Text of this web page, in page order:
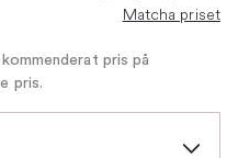
Matcha priset
pris på
pris.